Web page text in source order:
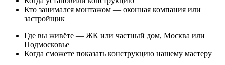
Кто занимался монтажом — оконная компания или
застройщик
Где вы живёте — ЖК или частный дом, Москва или
Подмосковье
Когда сможете показать конструкцию нашему мастеру